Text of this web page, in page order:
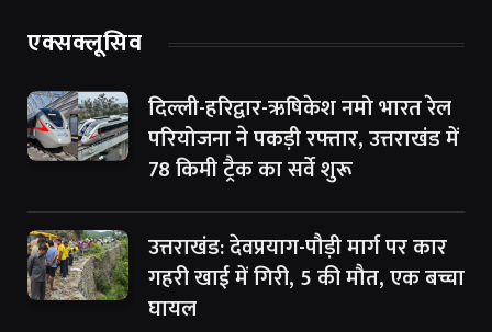
एक्सक्लूसिव
दिल्ली-हरिद्वार-ऋषिकेश नमो भारत रेल
परियोजना ने पकड़ी रफ्तार, उत्तराखंड में
78 किमी ट्रैक का सर्वे शुरू
उत्तराखंड: देवप्रयाग-पौड़ी मार्ग पर कार
गहरी खाई में गिरी, 5 की मौत, एक बच्चा
घायल